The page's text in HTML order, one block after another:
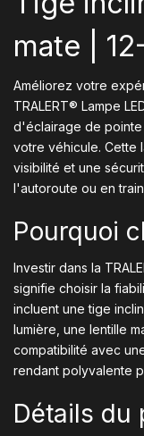
mate |
Améliorez votre
TRALERT® Lampe
d'éclairage de
votre véhicule. Cette
visibilité et une
l'autoroute ou en
Pourquoi
Investir dans la
signifie choisir la
incluent une tige
lumière, une lentille
compatibilité avec
rendant polyvalente
Détails du